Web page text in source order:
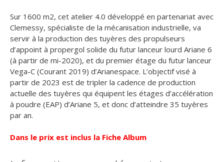
Sur 1600 m2, cet atelier 4.0 développé en partenariat avec
Clemessy, spécialiste de la mécanisation industrielle, va
servir à la production des tuyères des propulseurs
d’appoint à propergol solide du futur lanceur lourd Ariane 6
(à partir de mi-2020), et du premier étage du futur lanceur
Vega-C (Courant 2019) d’Arianespace. L’objectif visé à
partir de 2023 est de tripler la cadence de production
actuelle des tuyères qui équipent les étages d’accélération
à poudre (EAP) d’Ariane 5, et donc d’atteindre 35 tuyères
par an.
Dans le prix est inclus la Fiche Album